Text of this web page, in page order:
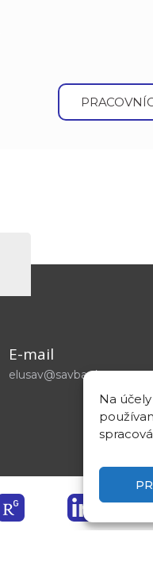
Na
E-mail
elusav@savba.sk